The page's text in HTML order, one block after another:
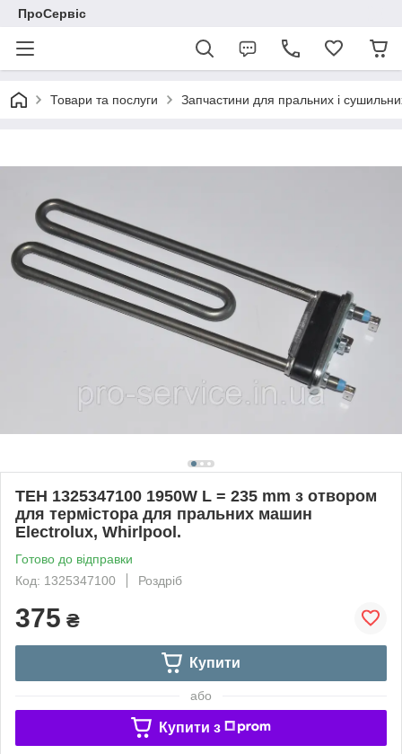
ПроСервіс
Товари та послуги Запчастини для пральних і
ТЕН 1325347100 1950W L = 235 mm з отвором
для термістора для пральних машин
Electrolux, Whirlpool.
Готово до відправки
Код: 1325347100
Роздріб
375 ₴
Купити
або
Купити з